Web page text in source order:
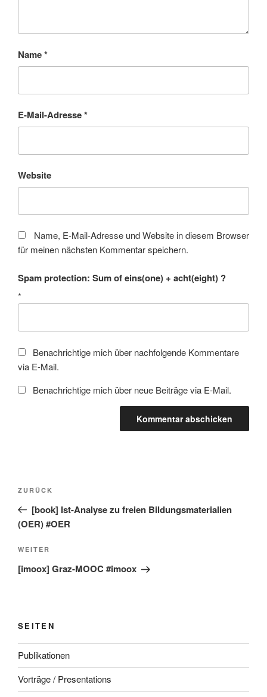
Name*
E-Mail-Adresse*
Website
Name, E-Mail-Adresse und Website in diesem Browser
für meinen nächsten Kommentar speichern.
Spam protection: Sum of eins(one) + acht(eight) ?
*
Benachrichtige mich über nachfolgende Kommentare
via E-Mail.
Benachrichtige mich über neue Beiträge via E-Mail.
Beitragsnavigation
Vorheriger
Beitrag
ZURÜCK
[book] Ist-Analyse zu freien Bildungsmaterialien
(OER) #OER
Nächster
Beitrag
WEITER
[imoox] Graz-MOOC #imoox
SEITEN
Publikationen
Vorträge / Presentations